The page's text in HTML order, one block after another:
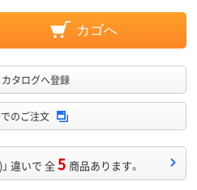
カゴへ
タログへ登録
のご注文
違いで 全5 商品あります。